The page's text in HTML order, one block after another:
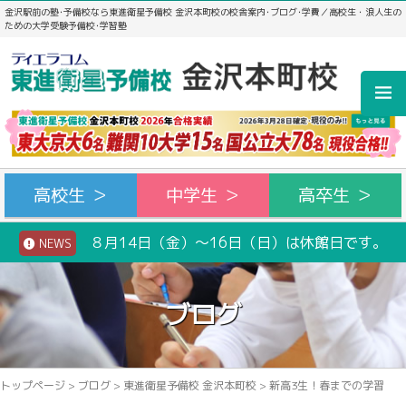
金沢駅前の塾･予備校なら東進衛星予備校 金沢本町校の校舎案内･ブログ･学費／高校生・浪人生の
ための大学受験予備校･学習塾
高校生 ＞ 中学生 ＞ 高卒生 ＞
NEWS ８月14日（金）～16日（日）は休館日です。
ブログ
トップページ > ブログ > 東進衛星予備校 金沢本町校 > 新高3生！春までの学習